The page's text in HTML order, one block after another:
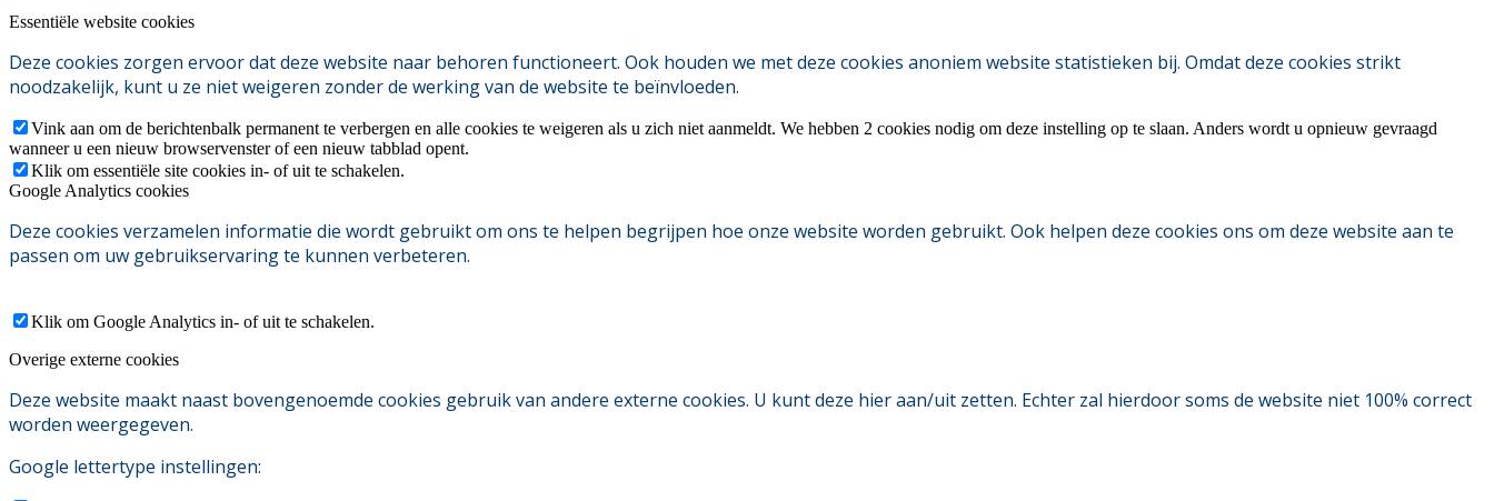
Essentiële website cookies
Deze cookies zorgen ervoor dat deze website naar behoren functioneert. Ook houden we met deze cookies anoniem website statistieken bij. Omdat deze cookies strikt
noodzakelijk, kunt u ze niet weigeren zonder de werking van de website te beïnvloeden.
Vink aan om de berichtenbalk permanent te verbergen en alle cookies te weigeren als u zich niet aanmeldt. We hebben 2 cookies nodig om deze instelling op te slaan. Anders wordt u opnieuw gevraagd
wanneer u een nieuw browservenster of een nieuw tabblad opent.
Klik om essentiële site cookies in- of uit te schakelen.
Google Analytics cookies
Deze cookies verzamelen informatie die wordt gebruikt om ons te helpen begrijpen hoe onze website worden gebruikt. Ook helpen deze cookies ons om deze website aan te
passen om uw gebruikservaring te kunnen verbeteren.
Klik om Google Analytics in- of uit te schakelen.
Overige externe cookies
Deze website maakt naast bovengenoemde cookies gebruik van andere externe cookies. U kunt deze hier aan/uit zetten. Echter zal hierdoor soms de website niet 100% correct
worden weergegeven.
Google lettertype instellingen: